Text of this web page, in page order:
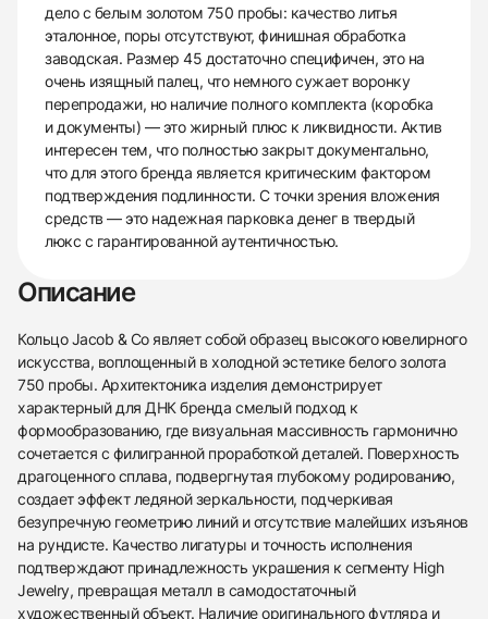
438
285
145
142
205
204
195
150
6
дело с белым золотом 750 пробы: качество литья
эталонное, поры отсутствуют, финишная обработка
заводская. Размер 45 достаточно специфичен, это на
очень изящный палец, что немного сужает воронку
перепродажи, но наличие полного комплекта (коробка
и документы) — это жирный плюс к ликвидности. Актив
интересен тем, что полностью закрыт документально,
что для этого бренда является критическим фактором
подтверждения подлинности. С точки зрения вложения
средств — это надежная парковка денег в твердый
люкс с гарантированной аутентичностью.
Описание
Кольцо Jacob & Co являет собой образец высокого ювелирного
искусства, воплощенный в холодной эстетике белого золота
750 пробы. Архитектоника изделия демонстрирует
характерный для ДНК бренда смелый подход к
формообразованию, где визуальная массивность гармонично
сочетается с филигранной проработкой деталей. Поверхность
драгоценного сплава, подвергнутая глубокому родированию,
создает эффект ледяной зеркальности, подчеркивая
безупречную геометрию линий и отсутствие малейших изъянов
на рундисте. Качество лигатуры и точность исполнения
подтверждают принадлежность украшения к сегменту High
Jewelry, превращая металл в самодостаточный
художественный объект. Наличие оригинального футляра и